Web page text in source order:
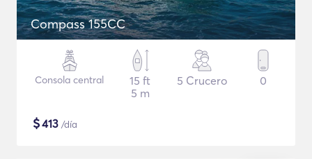
Compass 155CC
Consola central
15 ft
5 m
5 Crucero 0
$413 /día